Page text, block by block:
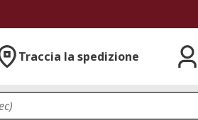
Traccia la spedizione